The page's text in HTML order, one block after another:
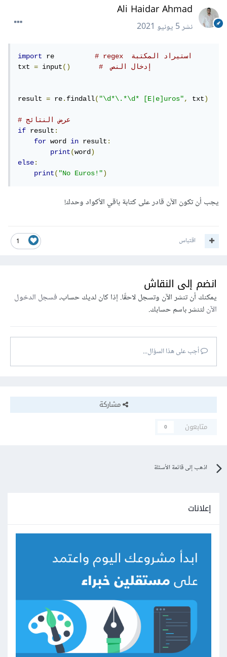
Ali Haidar Ahmad
نشر5 يونيو 2021
import re
txt = input() #  إدخال النص
result = re.findall("\d*\.*\d* [E|e]uros", txt)
# عرض النتائج
if result:
for word in result:
print(word)
else:
print("No Euros!")
يجب أن تكون الآن قادر على كتابة باقي الأكواد وحدك!
1 اقتباس
انضم إلى النقاش
يمكنك أن تنشر الآن وتسجل لاحقًا. إذا كان لديك حساب،فسجل الدخول
الآنلتنشر باسم حسابك.
أجب على هذا السؤال...
مشاركة
متابعون
0
اذهب إلى قائمة الأسئلة
إعلانات